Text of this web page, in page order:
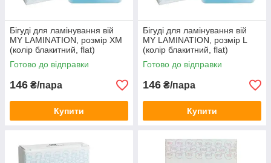
Бігуді для ламінування вій
MY LAMINATION, розмір XM
(колір блакитний, flat)
Готово до відправки
146 ₴/пара
Купити
Бігуді для ламінування вій
MY LAMINATION, розмір L
(колір блакитний, flat)
Готово до відправки
146 ₴/пара
Купити